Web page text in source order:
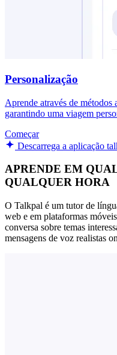
Personalização
Aprende através de métodos
garantindo uma viagem
Começar
Descarrega a aplicação
APRENDE EM
QUALQUER HORA
O Talkpal é um tutor de
web e em plataformas
conversa sobre temas
mensagens de voz realistas